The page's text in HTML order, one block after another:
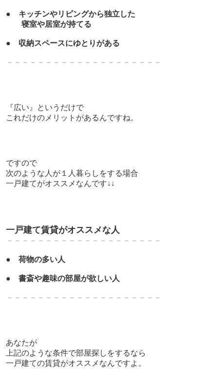
● キッチンやリビングから独立した
寝室や居室が持てる
● 収納スペースにゆとりがある
－－－－－－－－－－－－－－－－－－－－
『広い』というだけで
これだけのメリットがあるんですね。
ですので
次のような人が１人暮らしをする場合
一戸建てがオススメなんです↓↓
一戸建て賃貸がオススメな人
－－－－－－－－－－－－－－－－－－－－
● 荷物の多い人
● 書斎や趣味の部屋が欲しい人
－－－－－－－－－－－－－－－－－－－－
あなたが
上記のような条件で部屋探しをするなら
一戸建ての賃貸がオススメなんですよ。